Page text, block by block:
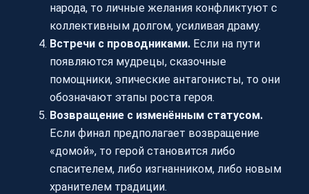
народа, то личные желания конфликтуют с
коллективным долгом, усиливая драму.
Встречи с проводниками. Если на пути
появляются мудрецы, сказочные
помощники, эпические антагонисты, то они
обозначают этапы роста героя.
Возвращение с изменённым статусом.
Если финал предполагает возвращение
«домой», то герой становится либо
спасителем, либо изгнанником, либо новым
хранителем традиции.